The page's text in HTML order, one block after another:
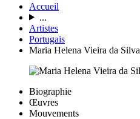
Accueil
...
Artistes
Portugais
Maria Helena Vieira da Silva
Biographie
Œuvres
Mouvements